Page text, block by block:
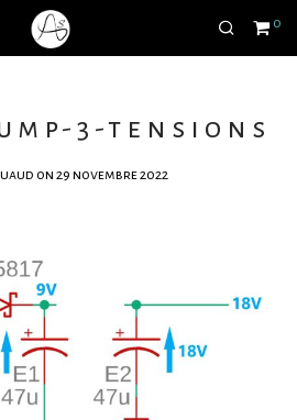
0
3-tensions
on 29 novembre 2022